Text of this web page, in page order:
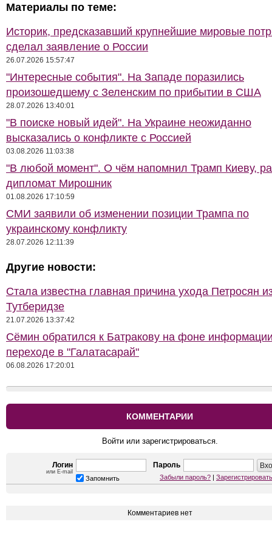
Материалы по теме:
Историк, предсказавший крупнейшие мировые
сделал заявление о России
26.07.2026 15:57:47
"Интересные события". На Западе поразились
произошедшему с Зеленским по прибытии в США
28.07.2026 13:40:01
"В поиске новый идей". На Украине неожиданно
высказались о конфликте с Россией
03.08.2026 11:03:38
"В любой момент". О чём напомнил Трамп Киеву,
дипломат Мирошник
01.08.2026 17:10:59
СМИ заявили об изменении позиции Трампа по
украинскому конфликту
28.07.2026 12:11:39
Другие новости:
Стала известна главная причина ухода Петросян
Тутберидзе
21.07.2026 13:37:42
Сёмин обратился к Батракову на фоне
переходе в "Галатасарай"
06.08.2026 17:20:01
КОММЕНТАРИИ
Войти или зарегистрироваться.
Логин
или E-mail
Пароль
Запомнить Забыли пароль? |
Комментариев нет